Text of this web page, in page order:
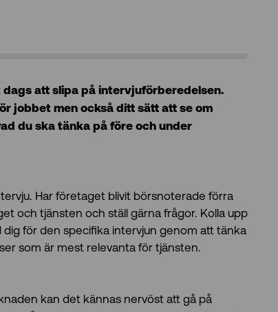
att slipa på intervjuförberedelsen.
jobbet men också ditt sätt att se om
du ska tänka på före och under
Har företaget blivit börsnoterade förra
och tjänsten och ställ gärna frågor. Kolla upp
för den specifika intervjun genom att tänka
som är mest relevanta för tjänsten.
kan det kännas nervöst att gå på